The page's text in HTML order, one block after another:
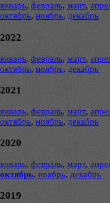
январь, февраль, март,
октябрь, ноябрь, декабрь
2022
январь, февраль, март,
октябрь, ноябрь, декабрь
2021
январь, февраль, март,
октябрь, ноябрь, декабрь
2020
январь, февраль, март,
октябрь, ноябрь, декабрь
2019